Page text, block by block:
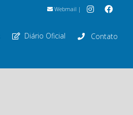
Webmail |
Diário Oficial Contato